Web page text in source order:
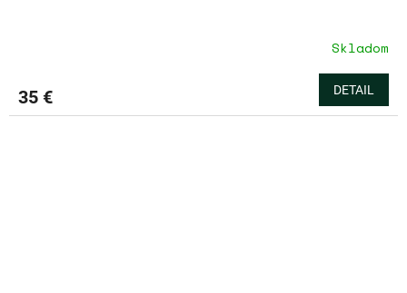
Skladom
35 € DETAIL